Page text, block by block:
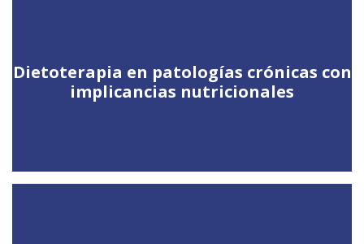
Dietoterapia en patologías crónicas con
implicancias nutricionales